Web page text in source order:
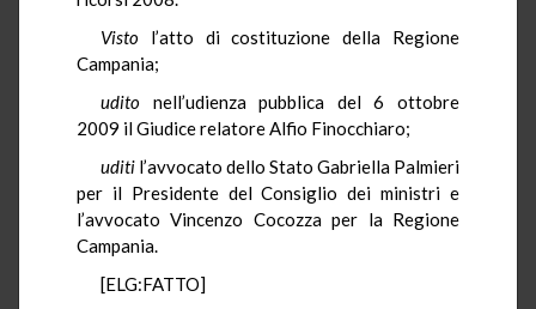
Visto l’atto di costituzione della Regione
Campania;
udito nell’udienza pubblica del 6 ottobre
2009 il Giudice relatore Alfio Finocchiaro;
uditi l’avvocato dello Stato Gabriella Palmieri
per il Presidente del Consiglio dei ministri e
l’avvocato Vincenzo Cocozza per la Regione
Campania.
[ELG:FATTO]